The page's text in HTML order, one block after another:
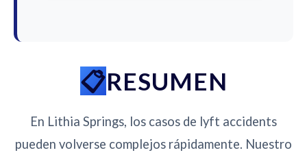
RESUMEN
En Lithia Springs, los casos de lyft accidents
pueden volverse complejos rápidamente. Nuestro